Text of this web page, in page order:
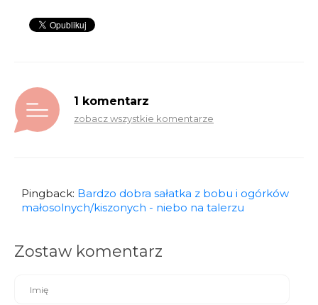
1 komentarz
zobacz wszystkie komentarze
Pingback: Bardzo dobra sałatka z bobu i ogórków
małosolnych/kiszonych - niebo na talerzu
Zostaw komentarz